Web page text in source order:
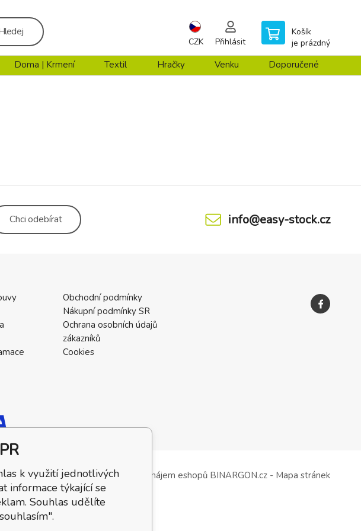
CZK Přihlásit
Košík
je prázdný
Doma | Krmení Textil Hračky Venku Doporučené
Chciodebírat info@easy-stock.cz
Obchodní podmínky
Nákupní podmínky SR
Ochrana osobních údajů
zákazníků
Cookies
Tvorba a pronájem eshopů BINARGON.cz - Mapa stránek
k využití jednotlivých
informace týkající se
Souhlas udělíte